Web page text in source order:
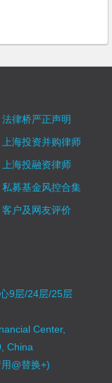
法律桥严正声明
上海投资并购律师
上海投融资律师
私募基金风控合集
客户及网友评价
9层/24层/25层
Center,
China
@替换+)